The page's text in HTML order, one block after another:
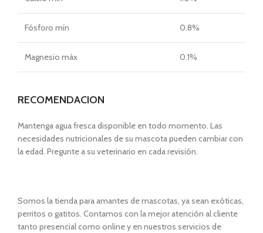
Fósforo mín 0.8%
Magnesio máx 0.1%
RECOMENDACION
Mantenga agua fresca disponible en todo momento. Las
necesidades nutricionales de su mascota pueden cambiar con
la edad. Pregunte a su veterinario en cada revisión.
Somos la tienda para amantes de mascotas, ya sean exóticas,
perritos o gatitos. Contamos con la mejor atención al cliente
tanto presencial como online y en nuestros servicios de